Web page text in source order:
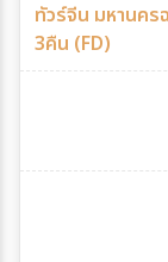
ทัวร์จีน มหานคร
3คืน (FD)